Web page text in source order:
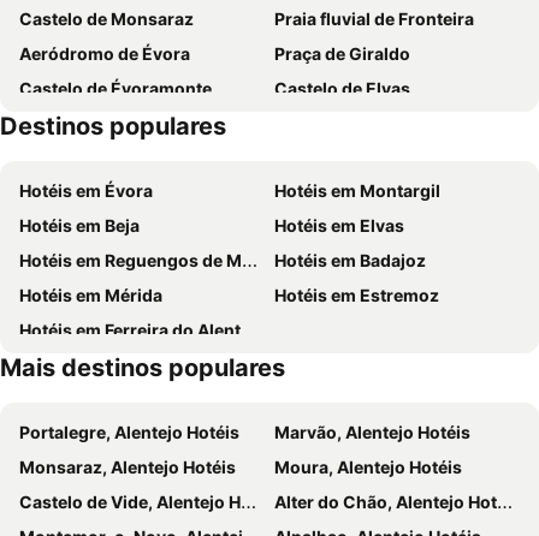
Casa Da Frente
Herdade Da Yucca
Naveterra-hotel Rural
Monte da Freira
Horta Do Laranjal
Casa do Terreiro do Poco
Castelo de Monsaraz
Praia fluvial de Fronteira
Aeródromo de Évora
Praça de Giraldo
Castelo de Évoramonte
Castelo de Elvas
Gran Casino de Extremadura
Central de Camionagem de Estremoz
Sé de Évora
Vila Medieval de Monsaraz
Castelo do Alandroal
Casas Pintadas de Évora
Porta de Aviz - Ermida de Nossa Sra do Ó
Castelo de Terena
Enoteca de Redondo
Piscinas Municipais de Elvas
Aqueduto da Água de Prata
Garrison Border Town of Elvas
Destinos populares
Hotéis em Évora
Hotéis em Montargil
Hotéis em Beja
Hotéis em Elvas
Hotéis em Reguengos de Monsaraz
Hotéis em Badajoz
Hotéis em Mérida
Hotéis em Estremoz
Hotéis em Ferreira do Alentejo
Mais destinos populares
Portalegre, Alentejo Hotéis
Marvão, Alentejo Hotéis
Monsaraz, Alentejo Hotéis
Moura, Alentejo Hotéis
Castelo de Vide, Alentejo Hotéis
Alter do Chão, Alentejo Hotéis